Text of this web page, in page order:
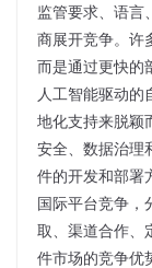
监管要求、语言
商展开竞争。许
而是通过更快的
人工智能驱动的
地化支持来脱颖
安全、数据治理
件的开发和部署
国际平台竞争，
取、渠道合作、
件市场的竞争优